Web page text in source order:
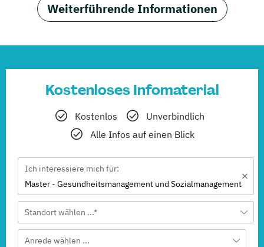
Weiterführende Informationen
Kostenloses Infomaterial
Kostenlos
Unverbindlich
Alle Infos auf einen Blick
Ich interessiere mich für:
Master - Gesundheitsmanagement und Sozialmanagement
Standort wählen ...*
Anrede wählen ...